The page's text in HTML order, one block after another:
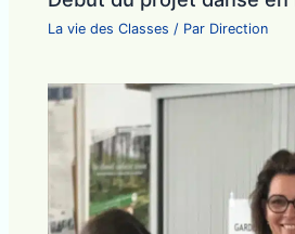
La vie des Classes / Par Direction